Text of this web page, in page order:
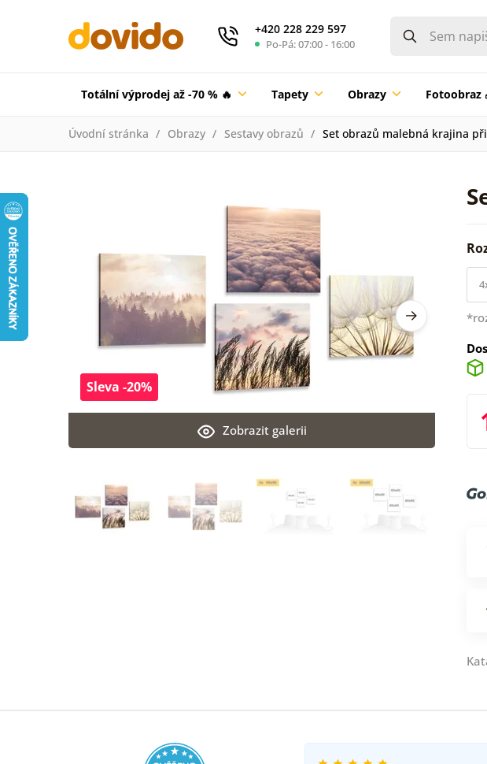
+420 228 229 597
Po-Pá: 07:00 - 16:00
Totální výprodej až -70 % 🔥 Tapety Obrazy Fotoobraz
Úvodní stránka Obrazy Sestavy obrazů Set obrazů malebná krajina
Zobrazit galerii
Sleva -20%